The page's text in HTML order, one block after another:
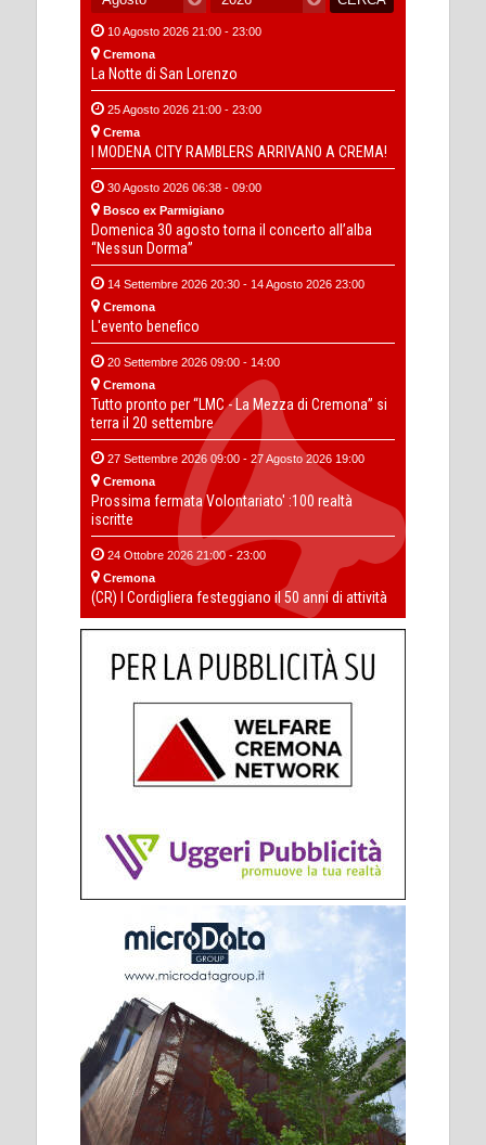
10 Agosto 2026 21:00 - 23:00
Cremona
La Notte di San Lorenzo
25 Agosto 2026 21:00 - 23:00
Crema
I MODENA CITY RAMBLERS ARRIVANO A CREMA!
30 Agosto 2026 06:38 - 09:00
Bosco ex Parmigiano
Domenica 30 agosto torna il concerto all’alba
“Nessun Dorma”
14 Settembre 2026 20:30 - 14 Agosto 2026 23:00
Cremona
L'evento benefico
20 Settembre 2026 09:00 - 14:00
Cremona
Tutto pronto per “LMC - La Mezza di Cremona” si
terra il 20 settembre
27 Settembre 2026 09:00 - 27 Agosto 2026 19:00
Cremona
Prossima fermata Volontariato' :100 realtà
iscritte
24 Ottobre 2026 21:00 - 23:00
Cremona
(CR) I Cordigliera festeggiano il 50 anni di attività